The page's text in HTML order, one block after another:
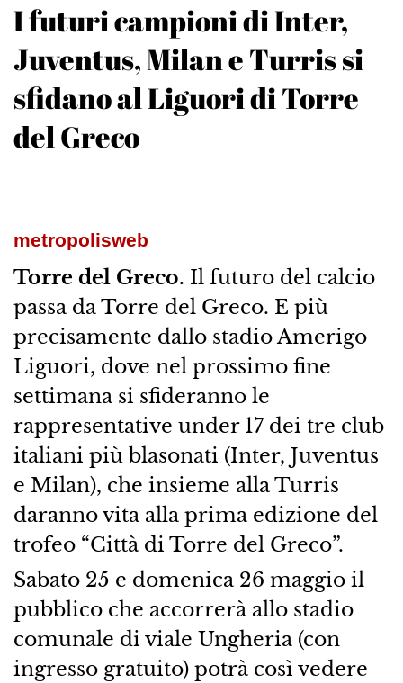
I futuri campioni di Inter,
Juventus, Milan e Turris si
sfidano al Liguori di Torre
del Greco
metropolisweb
Torre del Greco. Il futuro del calcio
passa da Torre del Greco. E più
precisamente dallo stadio Amerigo
Liguori, dove nel prossimo fine
settimana si sfideranno le
rappresentative under 17 dei tre club
italiani più blasonati (Inter, Juventus
e Milan), che insieme alla Turris
daranno vita alla prima edizione del
trofeo “Città di Torre del Greco”.
Sabato 25 e domenica 26 maggio il
pubblico che accorrerà allo stadio
comunale di viale Ungheria (con
ingresso gratuito) potrà così vedere